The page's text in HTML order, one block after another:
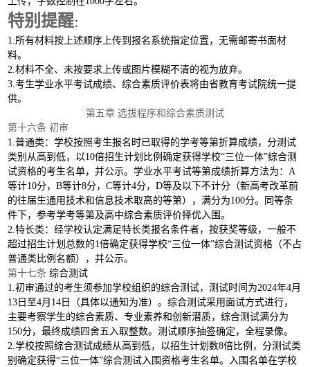
特别提醒：
1.所有材料按上述顺序上传到报名系统指定位置，无需邮寄书面材
料。
2.材料不全、未按要求上传或图片模糊不清的视为放弃。
3.考生学业水平考试成绩、综合素质评价表将由省教育考试院统一提
供。
第五章 选拔程序和综合素质测试
第十六条 初审
1.普通类：学校按照考生报名时已取得的学考等第折算成绩，分测试
类别从高到低，以10倍招生计划比例确定获得学校“三位一体”综合测
试资格的考生名单，并公示。学业水平考试等第成绩折算方法为：A
等计10分，B等计8分，C等计4分，D等及以下不计分（新高考改革前
的往届生通用技术和信息技术取高的等第），满分为100分。同等条
件下，参考学考等第及高中综合素质评价择优入围。
2.特长类：经学校认定满足特长类报名条件者，按获奖等级，一般不
超过招生计划总数的1倍确定获得学校“三位一体”综合测试资格（不占
普通类比例名额），并公示。
第十七条 综合测试
1.初审通过的考生须参加学校组织的综合测试，测试时间为2024年4月
13日至4月14日（具体以通知为准）。综合测试采用面试方式进行，
主要考察学生的综合素质、专业素养和创新潜质，综合测试满分为
150分，最终成绩四舍五入取整数。测试顺序抽签确定，全程录像。
2.学校按照综合测试成绩从高到低，以招生计划数8倍比例，分测试类
别确定获得“三位一体”综合测试入围资格考生名单。入围名单在学校